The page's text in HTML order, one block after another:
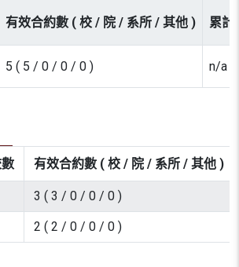
有效合約數 ( 校 / 院 / 系所 / 其他 ) 累計
5 ( 5 / 0 / 0 / 0 ) n/a
有效合約數 ( 校 / 院 / 系所 / 其他 )
3 ( 3 / 0 / 0 / 0 )
2 ( 2 / 0 / 0 / 0 )